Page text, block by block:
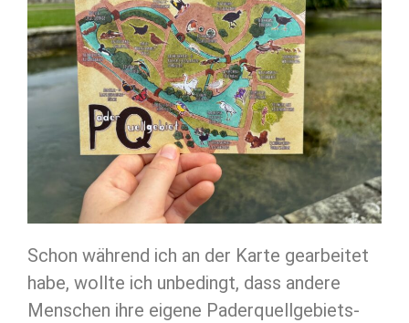
Schon während ich an der Karte gearbeitet
habe, wollte ich unbedingt, dass andere
Menschen ihre eigene Paderquellgebiets-